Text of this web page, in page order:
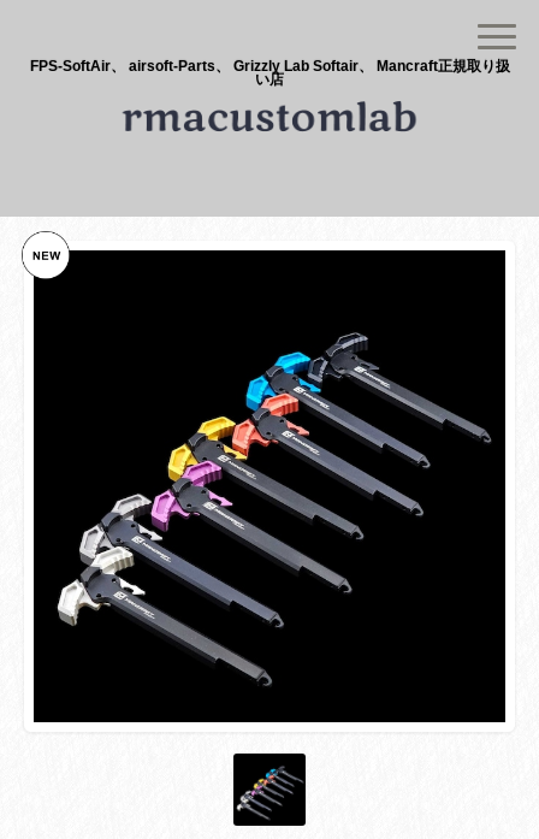
FPS-SoftAir、 airsoft-Parts、 Grizzly Lab Softair、 Mancraft正規取り扱
い店